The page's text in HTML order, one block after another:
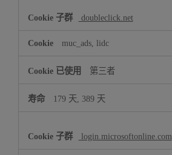
doubleclick.net
muc_ads, lidc
第三者
179 天, 389 天
login.microsoftonline.com